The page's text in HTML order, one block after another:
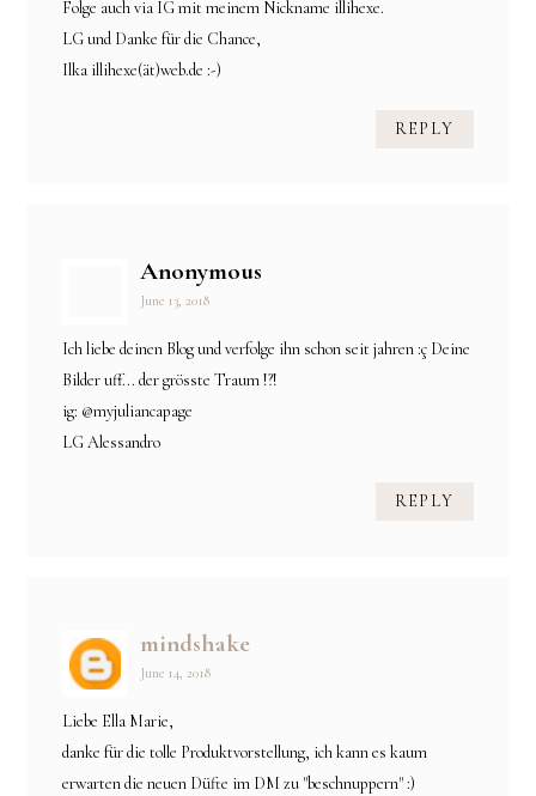
Folge auch via IG mit meinem Nickname illihexe.
LG und Danke für die Chance,
Ilka illihexe(ät)web.de :-)
REPLY
Anonymous
June 13, 2018
Ich liebe deinen Blog und verfolge ihn schon seit jahren :ç Deine
Bilder uff... der grösste Traum !?!
ig: @myjuliancapage
LG Alessandro
REPLY
mindshake
June 14, 2018
Liebe Ella Marie,
danke für die tolle Produktvorstellung, ich kann es kaum
erwarten die neuen Düfte im DM zu "beschnuppern" :)